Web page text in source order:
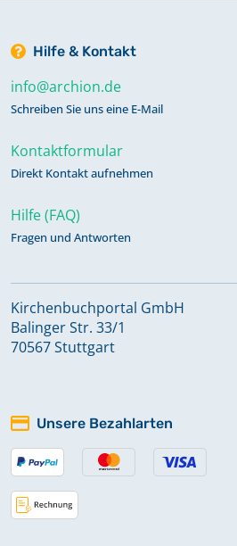
Hilfe & Kontakt
info@archion.de
Schreiben Sie uns eine E-Mail
Kontaktformular
Direkt Kontakt aufnehmen
Hilfe (FAQ)
Fragen und Antworten
Kirchenbuchportal GmbH
Balinger Str. 33/1
70567 Stuttgart
Unsere Bezahlarten